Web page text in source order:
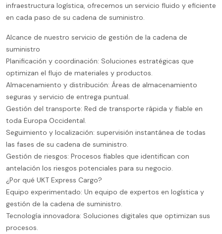
infraestructura logística, ofrecemos un servicio fluido y eficiente
en cada paso de su cadena de suministro.
Alcance de nuestro servicio de gestión de la cadena de
suministro
Planificación y coordinación: Soluciones estratégicas que
optimizan el flujo de materiales y productos.
Almacenamiento y distribución: Áreas de almacenamiento
seguras y servicio de entrega puntual.
Gestión del transporte: Red de transporte rápida y fiable en
toda Europa Occidental.
Seguimiento y localización: supervisión instantánea de todas
las fases de su cadena de suministro.
Gestión de riesgos: Procesos fiables que identifican con
antelación los riesgos potenciales para su negocio.
¿Por qué UKT Express Cargo?
Equipo experimentado: Un equipo de expertos en logística y
gestión de la cadena de suministro.
Tecnología innovadora: Soluciones digitales que optimizan sus
procesos.